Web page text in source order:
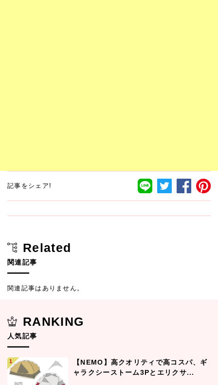
記事をシェア!
Related
関連記事
関連記事はありません。
RANKING
人気記事
【NEMO】高クオリティで高コスパ、ギ
ャラクシーストーム3Pとエリクサ...